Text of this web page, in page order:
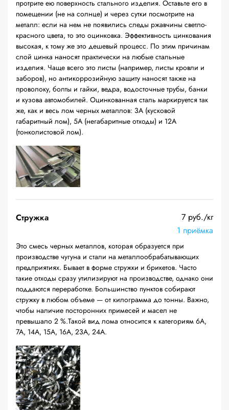
протрите ею поверхность стального изделия. Оставьте его в
помещении (не на солнце) и через сутки посмотрите на
металл: если на нем не появились следы ржавчины светло-
красного цвета, то это оцинковка. Эффективность цинкования
высокая, к тому же это дешевый процесс. По этим причинам
слой цинка наносят практически на любые стальные
изделия. Чаще всего это листы (например, листы кровли и
заборов), но антикоррозийную защиту наносят также на
проволоку, болты и гайки, ведра, водосточные трубы, банки
и кузова автомобилей. Оцинкованная сталь маркируется так
же, как и весь лом черных металлов: 3А (кусковой
габаритный лом), 5А (негабаритные отходы) и 12А
(тонколистовой лом).
Стружка
7 руб./кг
1 приёмка
Это смесь черных металлов, которая образуется при
производстве чугуна и стали на металлообрабатывающих
предприятиях. Бывает в форме стружки и брикетов. Часто
такие отходы сразу утилизируют на производстве, однако они
поддаются переработке. Большинство пунктов собирают
стружку в любом объеме — от килограмма до тонны. Важно,
чтобы наличие посторонних примесей и масел не
превышало 2 %.Такой вид лома относится к категориям 6А,
7А, 14А, 15А, 16А, 23А, 24А.